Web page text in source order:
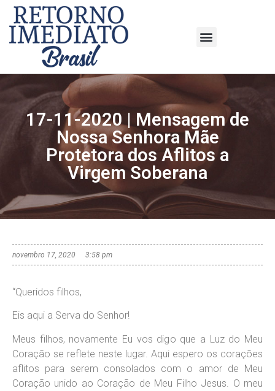
17-11-2020 | Mensagem de
Nossa Senhora Mãe
Protetora dos Aflitos a
Virgem Soberana
novembro 17, 2020 3:58 pm
“Queridos filhos,
Eis aqui a Serva do Senhor!
Meus filhos, novamente Eu vos digo que a Luz do Meu
Coração se reflete neste lugar. Aqui espero os corações
aflitos para serem consolados com o amor de Meu
Coração unido ao Coração de Meu Filho Jesus. O meu